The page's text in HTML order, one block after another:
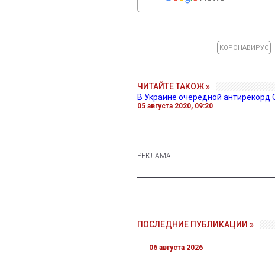
КОРОНАВИРУС
ЧИТАЙТЕ ТАКОЖ »
В Украине очередной антирекорд
05 августа 2020, 09:20
ПОСЛЕДНИЕ ПУБЛИКАЦИИ »
06 августа 2026